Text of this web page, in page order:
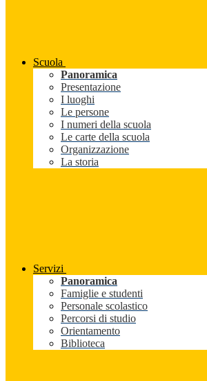
Scuola
Panoramica
Presentazione
I luoghi
Le persone
I numeri della scuola
Le carte della scuola
Organizzazione
La storia
Servizi
Panoramica
Famiglie e studenti
Personale scolastico
Percorsi di studio
Orientamento
Biblioteca